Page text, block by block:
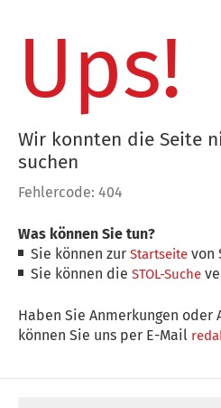
Ups!
Wir konnten die Seite
suchen
Fehlercode: 404
Was können Sie tun?
Sie können zurStartseite von
Sie können dieSTOL-Suche
Haben Sie Anmerkungen oder
können Sie uns per E-Mail